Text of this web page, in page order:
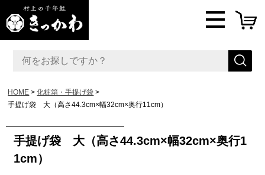
HOME
化粧箱・手提げ袋
手提げ袋 大（高さ44.3cm×幅32cm×奥行11cm）
手提げ袋 大（高さ44.3cm×幅32cm×奥行1
1cm）